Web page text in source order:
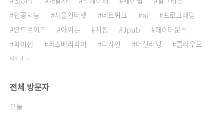
인공지능
사물인터넷 네트워크 ai
프로그래밍
안드로이드
아이폰 서평 Jpub
데이터분석
파이썬
라즈베리파이 디자인 머신러닝 클라우드
더보기
전체 방문자
오늘